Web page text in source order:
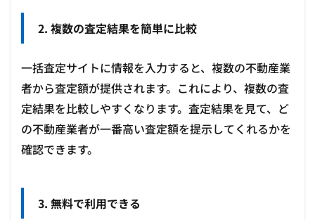
2. 複数の査定結果を簡単に比較
一括査定サイトに情報を入力すると、複数の不動産業
者から査定額が提供されます。これにより、複数の査
定結果を比較しやすくなります。査定結果を見て、ど
の不動産業者が一番高い査定額を提示してくれるかを
確認できます。
3. 無料で利用できる